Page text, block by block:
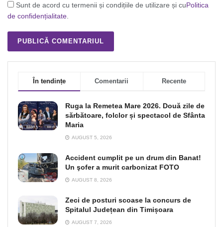
Sunt de acord cu termenii și condițiile de utilizare și cuPolitica
de confidențialitate.
În tendințe Comentarii Recente
Ruga la Remetea Mare 2026. Două zile de
sărbătoare, folclor și spectacol de Sfânta
Maria
AUGUST 5, 2026
Accident cumplit pe un drum din Banat!
Un şofer a murit carbonizat FOTO
AUGUST 8, 2026
Zeci de posturi scoase la concurs de
Spitalul Județean din Timișoara
AUGUST 7, 2026